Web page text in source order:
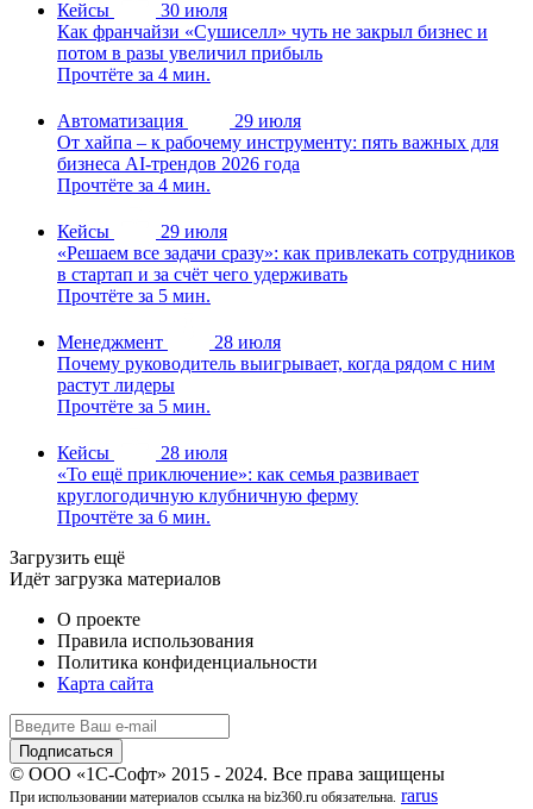
Кейсы
30 июля
Как франчайзи «Сушиселл» чуть не закрыл бизнес и
потом в разы увеличил прибыль
Прочтёте за 4 мин.
Автоматизация
29 июля
От хайпа – к рабочему инструменту: пять важных для
бизнеса AI-трендов 2026 года
Прочтёте за 4 мин.
Кейсы
29 июля
«Решаем все задачи сразу»: как привлекать сотрудников
в стартап и за счёт чего удерживать
Прочтёте за 5 мин.
Менеджмент
28 июля
Почему руководитель выигрывает, когда рядом с ним
растут лидеры
Прочтёте за 5 мин.
Кейсы
28 июля
«То ещё приключение»: как семья развивает
круглогодичную клубничную ферму
Прочтёте за 6 мин.
Загрузить ещё
Идёт загрузка материалов
О проекте
Правила использования
Политика конфиденциальности
Карта сайта
© ООО «1С-Софт» 2015 - 2024. Все права защищены
При использовании материалов ссылка на biz360.ru обязательна. rarus